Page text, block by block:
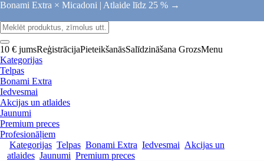
Bonami Extra × Micadoni | Atlaide līdz 25 % →
10 € jumsReģistrācijaPieteikšanāsSalīdzināšana GrozsMenu
Kategorijas
Telpas
Bonami Extra
Iedvesmai
Akcijas un atlaides
Jaunumi
Premium preces
Profesionāļiem
Kategorijas Telpas Bonami Extra Iedvesmai Akcijas un
atlaides Jaunumi Premium preces